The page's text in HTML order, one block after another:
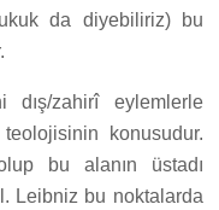
da diyebiliriz) bu
dış/zahirî eylemlerle
teolojisinin konusudur.
bu alanın üstadı
Leibniz bu noktalarda